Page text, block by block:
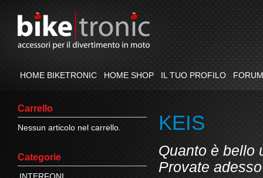
HOME BIKETRONIC HOME SHOP IL TUO PROFILO FORUM
Carrello
Nessun articolo nel carrello.
Categorie
KEIS
Quanto è bello
Provate